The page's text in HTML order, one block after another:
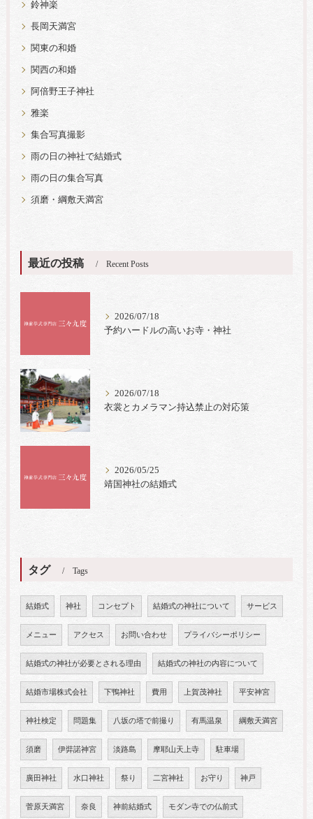
鈴神楽
長岡天満宮
関東の和婚
関西の和婚
阿倍野王子神社
雅楽
集合写真撮影
雨の日の神社で結婚式
雨の日の集合写真
須磨・綱敷天満宮
最近の投稿 Recent Posts
2026/07/18
予約ハードルの高いお寺・神社
2026/07/18
衣裳とカメラマン持込禁止の対応策
2026/05/25
靖国神社の結婚式
タグ Tags
結婚式 神社 コンセプト 結婚式の神社について サービス
メニュー アクセス お問い合わせ プライバシーポリシー
結婚式の神社が必要とされる理由 結婚式の神社の内容について
結婚市場株式会社 下鴨神社 費用 上賀茂神社 平安神宮
神社検定 問題集 八坂の塔で前撮り 有馬温泉 綱敷天満宮
須磨 伊弉諾神宮 淡路島 摩耶山天上寺 駐車場
廣田神社 水口神社 祭り 二宮神社 お守り 神戸
菅原天満宮 奈良 神前結婚式 モダン寺での仏前式